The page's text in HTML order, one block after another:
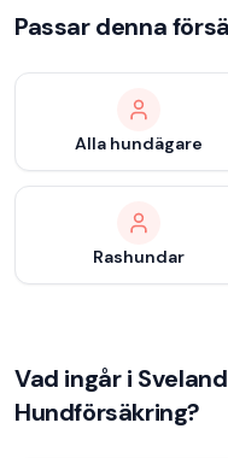
Passar denna
Alla hundägare
Rashundar
Vad ingår i
Hundförsäkring?